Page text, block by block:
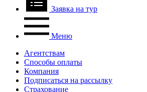
Заявка на тур
Меню
Агентствам
Способы оплаты
Компания
Подписаться на рассылку
Страхование